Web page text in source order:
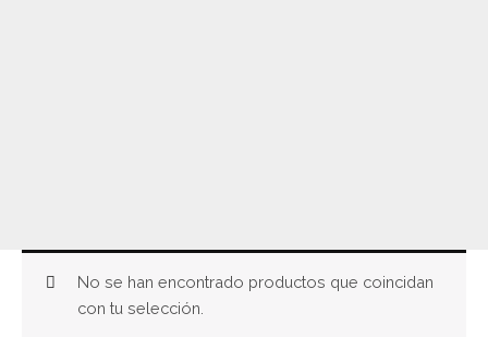
No se han encontrado productos que coincidan
con tu selección.